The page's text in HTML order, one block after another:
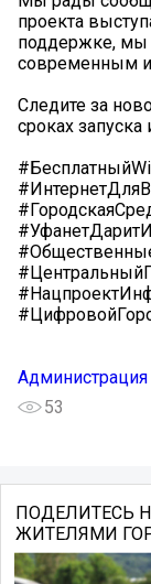
проекта
поддержке, мы
современным
Следите за
сроках
53
ПОДЕЛИТЕСЬ
ЖИТЕЛЯМИ